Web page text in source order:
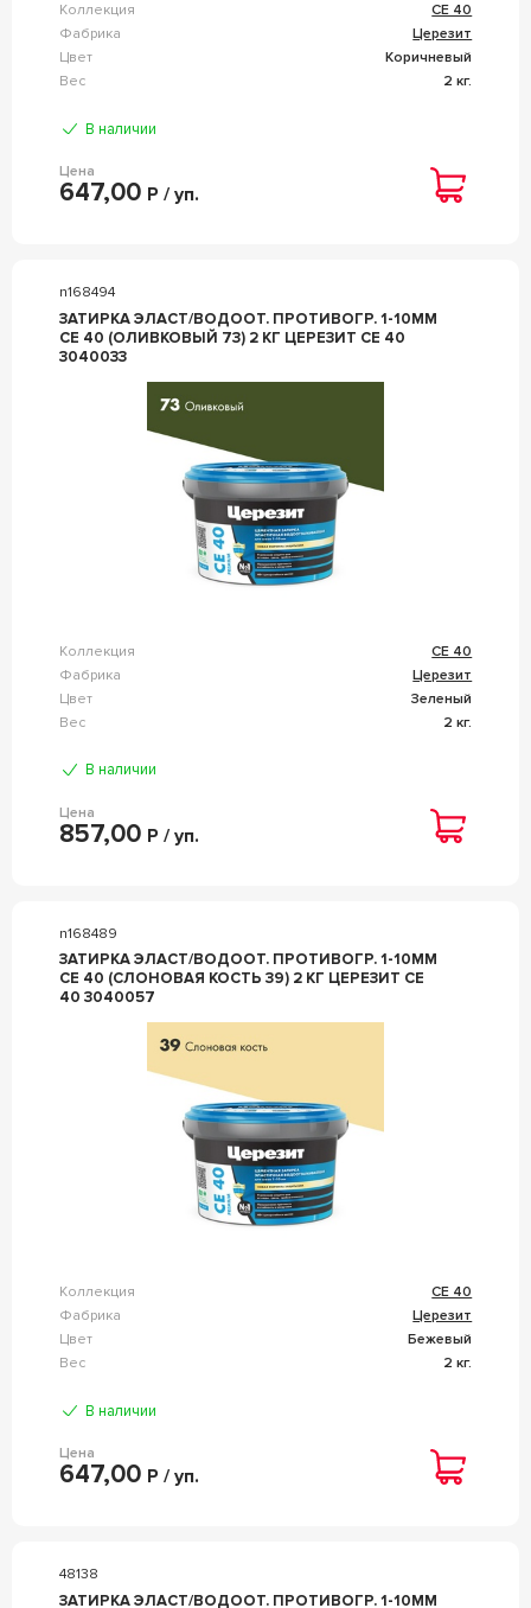
Коллекция
CE 40
Фабрика
Церезит
Цвет
Коричневый
Вес
2 кг.
В наличии
Цена
647,00 Р / уп.
n168494
ЗАТИРКА ЭЛАСТ/ВОДООТ. ПРОТИВОГР. 1-10ММ
СЕ 40 (ОЛИВКОВЫЙ 73) 2 КГ ЦЕРЕЗИТ CE 40
3040033
Коллекция
CE 40
Фабрика
Церезит
Цвет
Зеленый
Вес
2 кг.
В наличии
Цена
857,00 Р / уп.
n168489
ЗАТИРКА ЭЛАСТ/ВОДООТ. ПРОТИВОГР. 1-10ММ
СЕ 40 (СЛОНОВАЯ КОСТЬ 39) 2 КГ ЦЕРЕЗИТ CE
40 3040057
Коллекция
CE 40
Фабрика
Церезит
Цвет
Бежевый
Вес
2 кг.
В наличии
Цена
647,00 Р / уп.
48138
ЗАТИРКА ЭЛАСТ/ВОДООТ. ПРОТИВОГР. 1-10ММ